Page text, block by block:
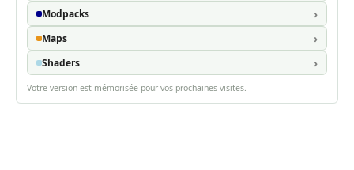
Modpacks
Maps
Shaders
Votre version est mémorisée pour vos prochaines visites.